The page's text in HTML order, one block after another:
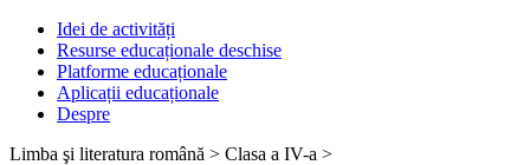
Idei de activități
Resurse educaționale deschise
Platforme educaționale
Aplicații educaționale
Despre
Limba şi literatura română > Clasa a IV-a >